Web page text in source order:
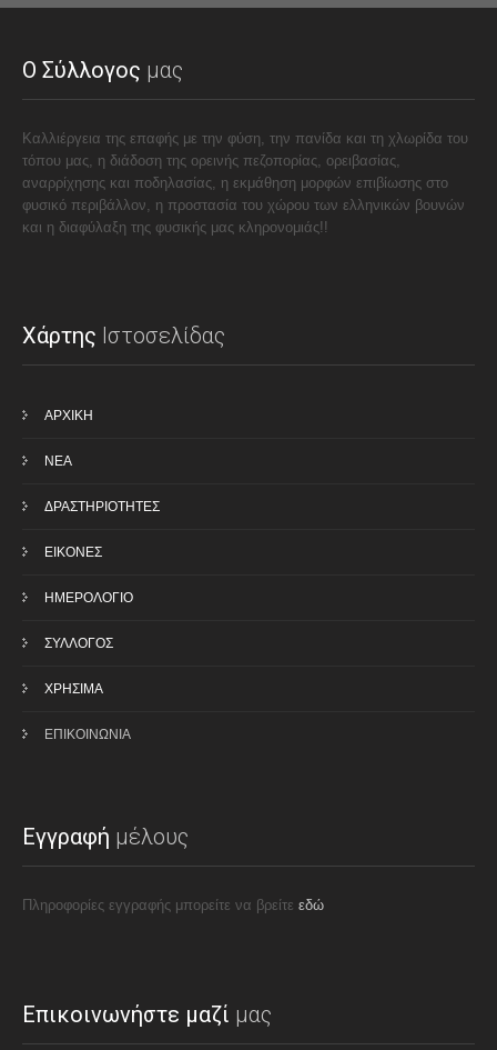
Ο Σύλλογος μας
Καλλιέργεια της επαφής με την φύση, την πανίδα και τη χλωρίδα του
τόπου μας, η διάδοση της ορεινής πεζοπορίας, ορειβασίας,
αναρρίχησης και ποδηλασίας, η εκμάθηση μορφών επιβίωσης στο
φυσικό περιβάλλον, η προστασία του χώρου των ελληνικών βουνών
και η διαφύλαξη της φυσικής μας κληρονομιάς!!
Χάρτης Ιστοσελίδας
ΑΡΧΙΚΗ
ΝΕΑ
ΔΡΑΣΤΗΡΙΟΤΗΤΕΣ
ΕΙΚΟΝΕΣ
ΗΜΕΡΟΛΟΓΙΟ
ΣΥΛΛΟΓΟΣ
ΧΡΗΣΙΜΑ
ΕΠΙΚΟΙΝΩΝΙΑ
Εγγραφή μέλους
Πληροφορίες εγγραφής μπορείτε να βρείτε εδώ
Επικοινωνήστε μαζί μας